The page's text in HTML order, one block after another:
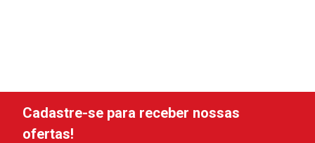
Cadastre-se para receber nossas
ofertas!